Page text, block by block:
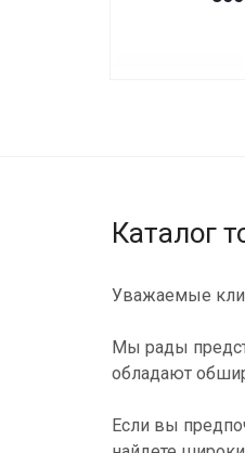
Каталог
Уважаемые
Мы рады
обладают
Если вы